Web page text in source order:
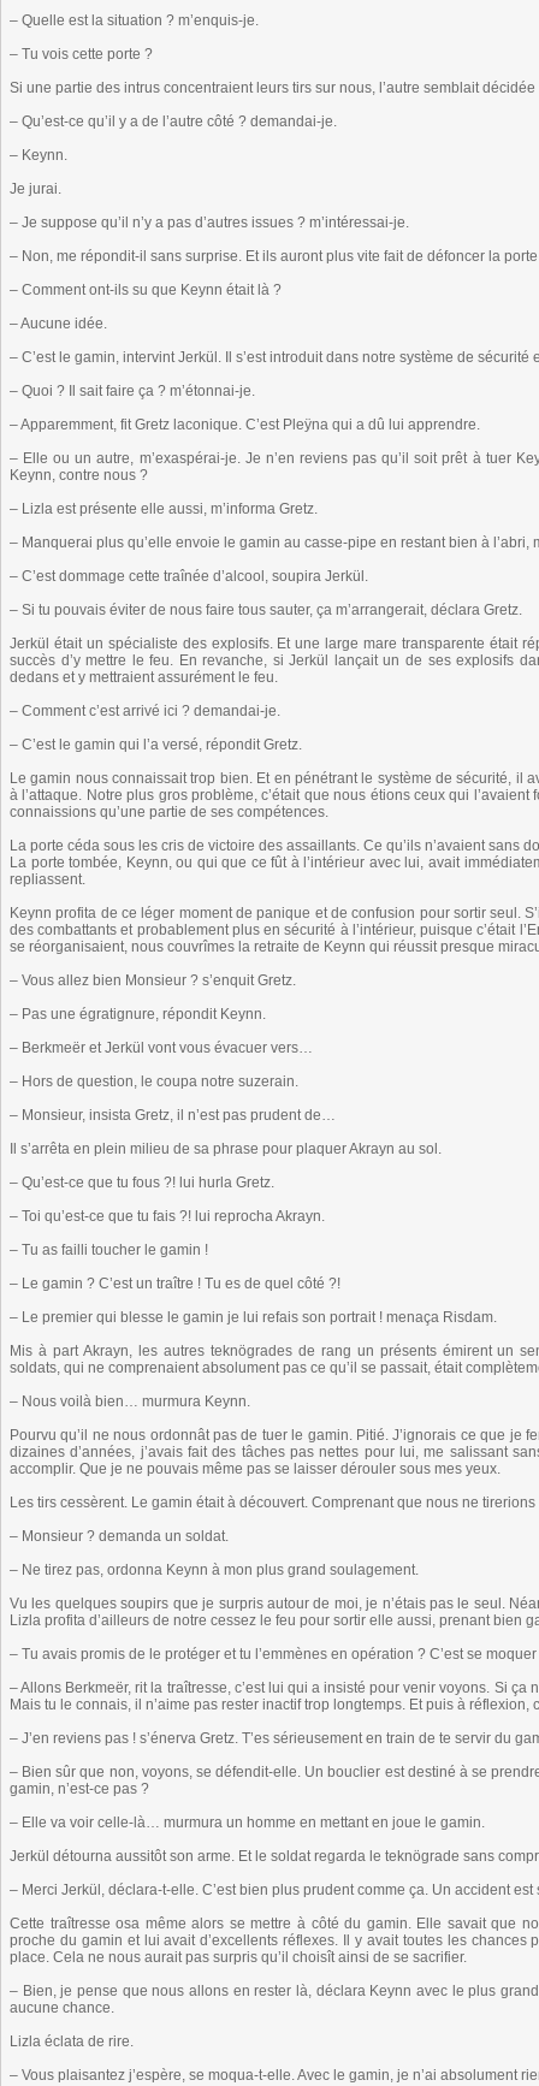
– Quelle est la situation ? m’enquis-je.
– Tu vois cette porte ?
Si une partie des intrus concentraient leurs tirs sur nous, l’autre semblait
– Qu’est-ce qu’il y a de l’autre côté ? demandai-je.
– Keynn.
Je jurai.
– Je suppose qu’il n’y a pas d’autres issues ? m’intéressai-je.
– Non, me répondit-il sans surprise. Et ils auront plus vite fait de défoncer la
– Comment ont-ils su que Keynn était là ?
– Aucune idée.
– C’est le gamin, intervint Jerkül. Il s’est introduit dans notre système de
– Quoi ? Il sait faire ça ? m’étonnai-je.
– Apparemment, fit Gretz laconique. C’est Pleÿna qui a dû lui apprendre.
– Elle ou un autre, m’exaspérai-je. Je n’en reviens pas qu’il soit prêt à tuer
Keynn, contre nous ?
– Lizla est présente elle aussi, m’informa Gretz.
– Manquerai plus qu’elle envoie le gamin au casse-pipe en restant bien à l’abri,
– C’est dommage cette traînée d’alcool, soupira Jerkül.
– Si tu pouvais éviter de nous faire tous sauter, ça m’arrangerait, déclara Gretz.
Jerkül était un spécialiste des explosifs. Et une large mare transparente était
succès d’y mettre le feu. En revanche, si Jerkül lançait un de ses explosifs
dedans et y mettraient assurément le feu.
– Comment c’est arrivé ici ? demandai-je.
– C’est le gamin qui l’a versé, répondit Gretz.
Le gamin nous connaissait trop bien. Et en pénétrant le système de sécurité, il
à l’attaque. Notre plus gros problème, c’était que nous étions ceux qui
connaissions qu’une partie de ses compétences.
La porte céda sous les cris de victoire des assaillants. Ce qu’ils n’avaient sans
La porte tombée, Keynn, ou qui que ce fût à l’intérieur avec lui, avait
repliassent.
Keynn profita de ce léger moment de panique et de confusion pour sortir seul.
des combattants et probablement plus en sécurité à l’intérieur, puisque c’était
se réorganisaient, nous couvrîmes la retraite de Keynn qui réussit presque
– Vous allez bien Monsieur ? s’enquit Gretz.
– Pas une égratignure, répondit Keynn.
– Berkmeër et Jerkül vont vous évacuer vers…
– Hors de question, le coupa notre suzerain.
– Monsieur, insista Gretz, il n’est pas prudent de…
Il s’arrêta en plein milieu de sa phrase pour plaquer Akrayn au sol.
– Qu’est-ce que tu fous ?! lui hurla Gretz.
– Toi qu’est-ce que tu fais ?! lui reprocha Akrayn.
– Tu as failli toucher le gamin !
– Le gamin ? C’est un traître ! Tu es de quel côté ?!
– Le premier qui blesse le gamin je lui refais son portrait ! menaça Risdam.
Mis à part Akrayn, les autres teknögrades de rang un présents émirent un
soldats, qui ne comprenaient absolument pas ce qu’il se passait, était
– Nous voilà bien… murmura Keynn.
Pourvu qu’il ne nous ordonnât pas de tuer le gamin. Pitié. J’ignorais ce que je
dizaines d’années, j’avais fait des tâches pas nettes pour lui, me salissant
accomplir. Que je ne pouvais même pas se laisser dérouler sous mes yeux.
Les tirs cessèrent. Le gamin était à découvert. Comprenant que nous ne
– Monsieur ? demanda un soldat.
– Ne tirez pas, ordonna Keynn à mon plus grand soulagement.
Vu les quelques soupirs que je surpris autour de moi, je n’étais pas le seul.
Lizla profita d’ailleurs de notre cessez le feu pour sortir elle aussi, prenant bien
– Tu avais promis de le protéger et tu l’emmènes en opération ? C’est se
– Allons Berkmeër, rit la traîtresse, c’est lui qui a insisté pour venir voyons. Si ça
Mais tu le connais, il n’aime pas rester inactif trop longtemps. Et puis à
– J’en reviens pas ! s’énerva Gretz. T’es sérieusement en train de te servir du
– Bien sûr que non, voyons, se défendit-elle. Un bouclier est destiné à se
gamin, n’est-ce pas ?
– Elle va voir celle-là… murmura un homme en mettant en joue le gamin.
Jerkül détourna aussitôt son arme. Et le soldat regarda le teknögrade sans
– Merci Jerkül, déclara-t-elle. C’est bien plus prudent comme ça. Un accident est
Cette traîtresse osa même alors se mettre à côté du gamin. Elle savait que
proche du gamin et lui avait d’excellents réflexes. Il y avait toutes les chances
place. Cela ne nous aurait pas surpris qu’il choisît ainsi de se sacrifier.
– Bien, je pense que nous allons en rester là, déclara Keynn avec le plus
aucune chance.
Lizla éclata de rire.
– Vous plaisantez j’espère, se moqua-t-elle. Avec le gamin, je n’ai absolument